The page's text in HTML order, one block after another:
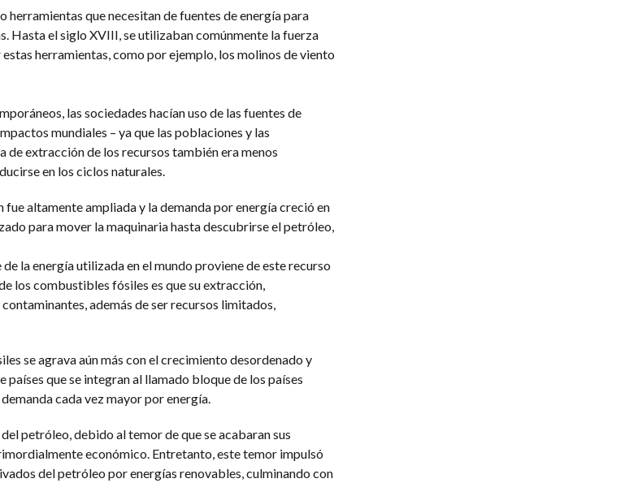
herramientas que necesitan de fuentes de energía para
Hasta el siglo XVIII, se utilizaban comúnmente la fuerza
herramientas, como por ejemplo, los molinos de viento
las sociedades hacían uso de las fuentes de
mundiales – ya que las poblaciones y las
de extracción de los recursos también era menos
en los ciclos naturales.
altamente ampliada y la demanda por energía creció en
para mover la maquinaria hasta descubrirse el petróleo,
la energía utilizada en el mundo proviene de este recurso
los combustibles fósiles es que su extracción,
además de ser recursos limitados,
se agrava aún más con el crecimiento desordenado y
que se integran al llamado bloque de los países
cada vez mayor por energía.
petróleo, debido al temor de que se acabaran sus
económico. Entretanto, este temor impulsó
del petróleo por energías renovables, culminando con